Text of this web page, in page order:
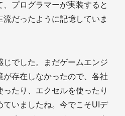
プログラマーが実装すると
だったように記憶していま
じでした。まだゲームエンジ
が存在しなかったので、各社
たり、エクセルを使ったり
ていましたね。今でこそUIデ